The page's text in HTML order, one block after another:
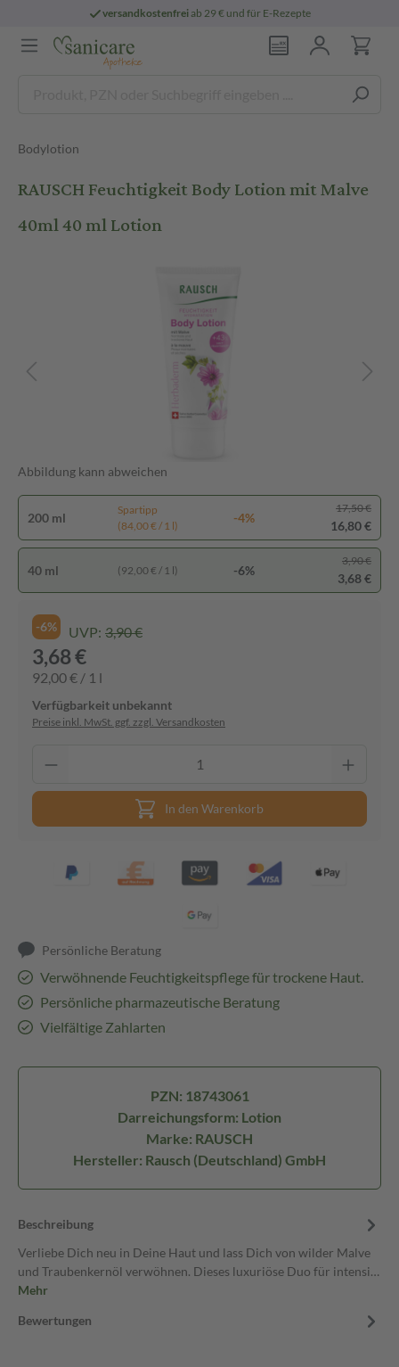
versandkostenfreiab 29 € und für E-Rezepte
Bodylotion
RAUSCH Feuchtigkeit Body Lotion mit Malve
40ml 40 ml Lotion
Abbildung kann abweichen
200 ml
Spartipp
(84,00 € / 1 l)
-4%
17,50 €
16,80 €
40 ml (92,00 € / 1 l) -6%
3,90 €
3,68 €
-6% UVP: 3,90 €
3,68 €
92,00 € / 1 l
Verfügbarkeit unbekannt
Preise inkl. MwSt. ggf. zzgl. Versandkosten
In den Warenkorb
Persönliche Beratung
Verwöhnende Feuchtigkeitspflege für trockene Haut.
Persönliche pharmazeutische Beratung
Vielfältige Zahlarten
PZN: 18743061
Darreichungsform: Lotion
Marke: RAUSCH
Hersteller: Rausch (Deutschland) GmbH
Beschreibung
Verliebe Dich neu in Deine Haut und lass Dich von wilder Malve
und Traubenkernöl verwöhnen. Dieses luxuriöse Duo für intensi…
Mehr
Bewertungen